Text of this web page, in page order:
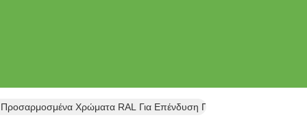
Χρώματα RAL Για Επένδυση Προσόφων